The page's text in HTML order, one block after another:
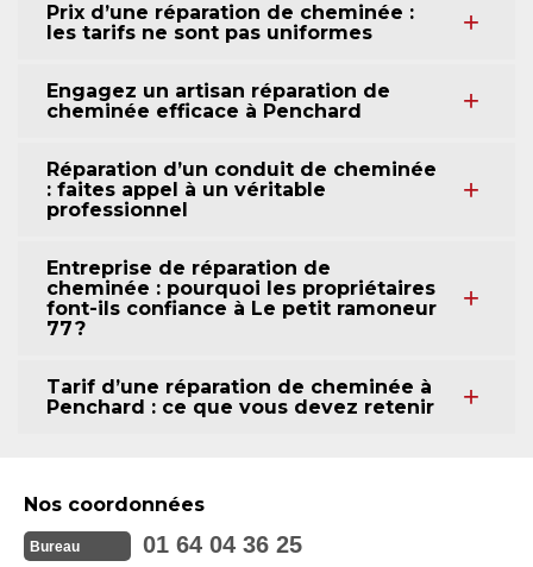
Prix d’une réparation de cheminée :
les tarifs ne sont pas uniformes
Engagez un artisan réparation de
cheminée efficace à Penchard
Réparation d’un conduit de cheminée
: faites appel à un véritable
professionnel
Entreprise de réparation de
cheminée : pourquoi les propriétaires
font-ils confiance à Le petit ramoneur
77 ?
Tarif d’une réparation de cheminée à
Penchard : ce que vous devez retenir
Nos coordonnées
Bureau 01 64 04 36 25